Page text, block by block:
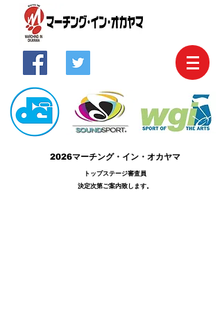
2026マーチング・イン・オカヤマ
​トップステージ審査員
決定次第ご案内致します。